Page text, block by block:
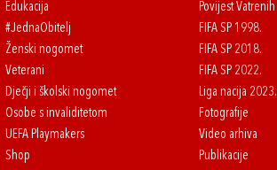
Edukacija
#JednaObitelj
Ženski nogomet
Veterani
Dječji i školski nogomet
Osobe s invaliditetom
UEFA Playmakers
Shop
Povijest Vatrenih
FIFA SP 1998.
FIFA SP 2018.
FIFA SP 2022.
Liga nacija 2023.
Fotografije
Video arhiva
Publikacije